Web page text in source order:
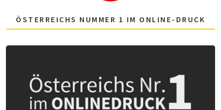
ÖSTERREICHS NUMMER 1 IM ONLINE-DRUCK